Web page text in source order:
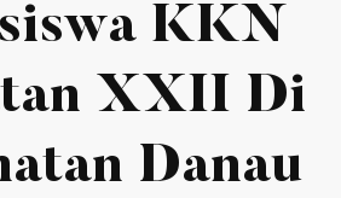
KKN
XXII Di
Danau